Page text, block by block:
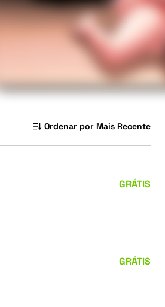
Ordenar por Mais Recente
GRÁTIS
GRÁTIS